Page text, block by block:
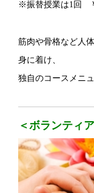
※振替授業は1回
筋肉や骨格など人
身に着け、
独自のコースメニ
＜ボランティ